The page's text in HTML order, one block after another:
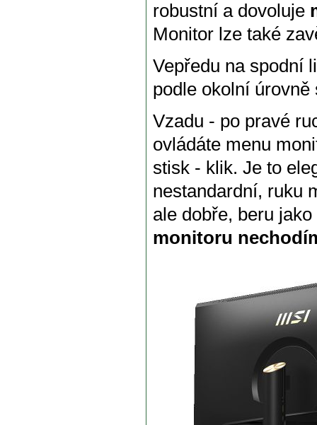
robustní a dovoluje
Monitor lze také
Vepředu na spodní
podle okolní
Vzadu - po pravé
ovládáte menu
stisk - klik. Je to
nestandardní, ruku
ale dobře, beru
monitoru